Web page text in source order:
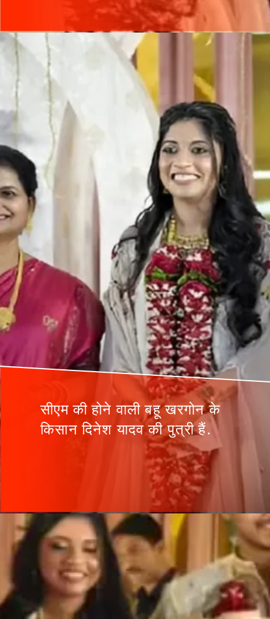
सीएम की होने वाली बहू खरगोन के
किसान दिनेश यादव की पुत्री हैं.